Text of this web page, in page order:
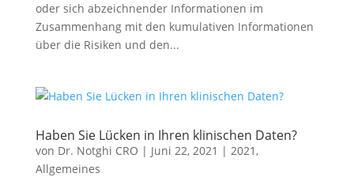
oder sich abzeichnender Informationen im
Zusammenhang mit den kumulativen Informationen
über die Risiken und den...
Haben Sie Lücken in Ihren klinischen Daten?
von Dr. Notghi CRO | Juni 22, 2021 | 2021,
Allgemeines